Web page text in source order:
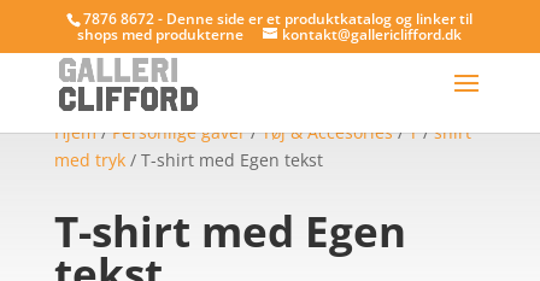
7876 8672 - Denne side er et produktkatalog og linker til
shops med produkterne kontakt@gallericlifford.dk
Hjem/Personlige gaver/Tøj & Accesories/T/shirt
med tryk/ T-shirt med Egen tekst
T-shirt med Egen